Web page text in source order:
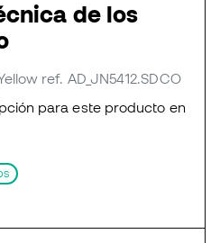
de los
ref. AD_JN5412.SDCO
para este producto en